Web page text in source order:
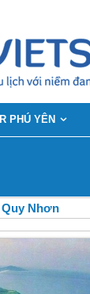
PHÚ YÊN
Nhơn